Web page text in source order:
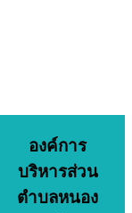
องค์การ
บริหารส่วน
ตำบลหนอง